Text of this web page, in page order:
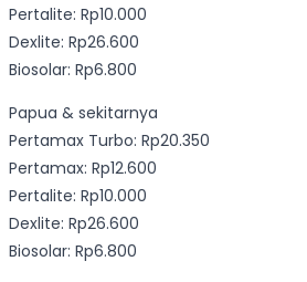
Pertalite: Rp10.000
Dexlite: Rp26.600
Biosolar: Rp6.800
Papua & sekitarnya
Pertamax Turbo: Rp20.350
Pertamax: Rp12.600
Pertalite: Rp10.000
Dexlite: Rp26.600
Biosolar: Rp6.800